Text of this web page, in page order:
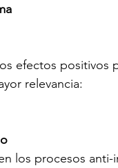
efectos positivos
relevancia:
los procesos